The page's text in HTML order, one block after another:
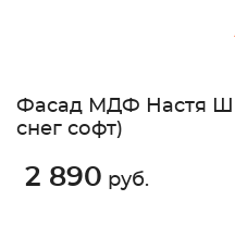
Фасад МДФ Настя
снег софт)
2 890 руб.